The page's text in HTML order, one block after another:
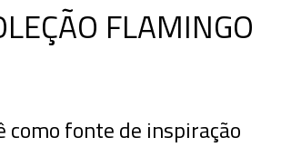
FLAMINGO
como fonte de inspiração